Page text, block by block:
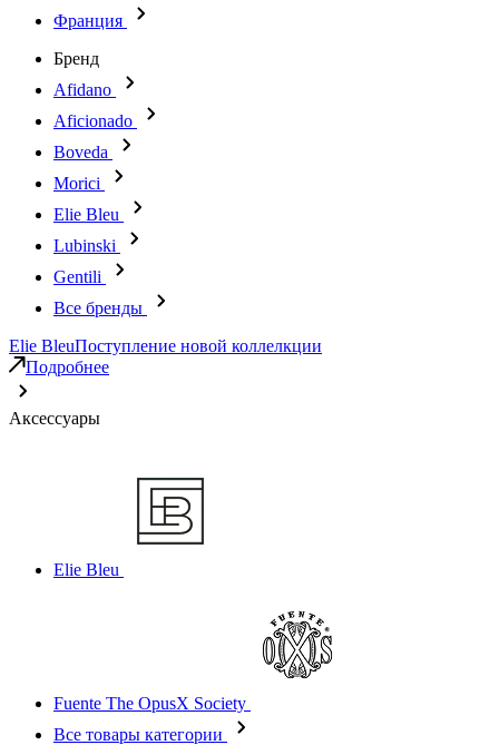
Франция
Бренд
Afidano
Aficionado
Boveda
Morici
Elie Bleu
Lubinski
Gentili
Все бренды
Elie BleuПоступление новой коллелкции
Подробнее
Аксессуары
Elie Bleu
Fuente The OpusX Society
Все товары категории